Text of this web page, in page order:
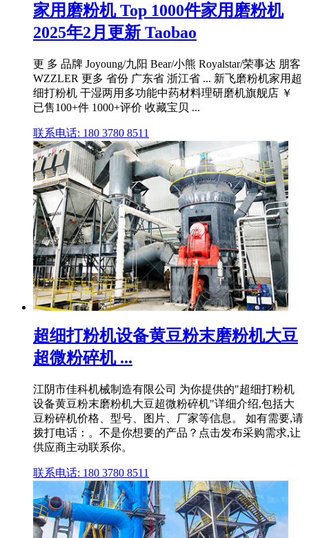
家用磨粉机 Top 1000件家用磨粉机
2025年2月更新 Taobao
更 多 品牌 Joyoung/九阳 Bear/小熊 Royalstar/荣事达 朋客
WZZLER 更多 省份 广东省 浙江省 ... 新飞磨粉机家用超
细打粉机 干湿两用多功能中药材料理研磨机旗舰店 ￥
已售100+件 1000+评价 收藏宝贝 ...
联系电话: 180 3780 8511
超细打粉机设备黄豆粉末磨粉机大豆
超微粉碎机 ...
江阴市佳科机械制造有限公司 为你提供的"超细打粉机
设备黄豆粉末磨粉机大豆超微粉碎机"详细介绍,包括大
豆粉碎机价格、型号、图片、厂家等信息。 如有需要,请
拨打电话：。不是你想要的产品？点击发布采购需求,让
供应商主动联系你。
联系电话: 180 3780 8511